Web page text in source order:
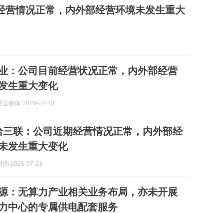
营情况正常，内外部经营环境未发生重大
：公司目前经营状况正常，内外部经营
生重大变化
面新闻 2026-07-23
三联：公司近期经营情况正常，内外部经
发生重大变化
闻 2026-07-23
：无算力产业相关业务布局，亦未开展
中心的专属供电配套服务